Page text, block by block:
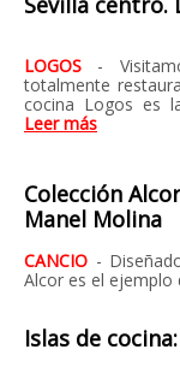
LOGOS -
totalmente
cocina Logos es
Leer más
Colección
Manel Molina
CANCIO -
Alcor es el ejemplo
Islas de